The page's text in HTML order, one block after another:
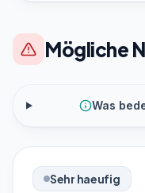
Mögliche
Was
Sehr haeufig